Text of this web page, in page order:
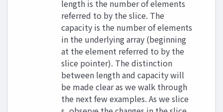
length is the number of elements
referred to by the slice. The
capacity is the number of elements
in the underlying array (beginning
at the element referred to by the
slice pointer). The distinction
between length and capacity will
be made clear as we walk through
the next few examples. As we slice